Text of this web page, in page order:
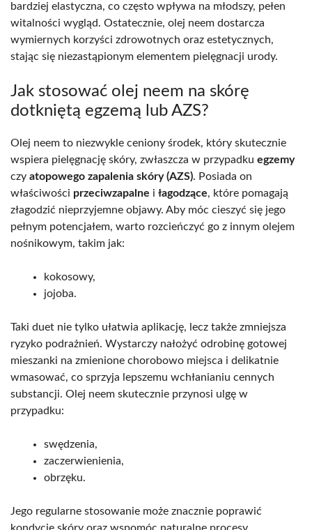
bardziej elastyczna, co często wpływa na młodszy, pełen
witalności wygląd. Ostatecznie, olej neem dostarcza
wymiernych korzyści zdrowotnych oraz estetycznych,
stając się niezastąpionym elementem pielęgnacji urody.
Jak stosować olej neem na skórę
dotkniętą egzemą lub AZS?
Olej neem to niezwykle ceniony środek, który skutecznie
wspiera pielęgnację skóry, zwłaszcza w przypadku egzemy
czy atopowego zapalenia skóry (AZS). Posiada on
właściwości przeciwzapalne i łagodzące, które pomagają
złagodzić nieprzyjemne objawy. Aby móc cieszyć się jego
pełnym potencjałem, warto rozcieńczyć go z innym olejem
nośnikowym, takim jak:
kokosowy,
jojoba.
Taki duet nie tylko ułatwia aplikację, lecz także zmniejsza
ryzyko podrażnień. Wystarczy nałożyć odrobinę gotowej
mieszanki na zmienione chorobowo miejsca i delikatnie
wmasować, co sprzyja lepszemu wchłanianiu cennych
substancji. Olej neem skutecznie przynosi ulgę w
przypadku:
swędzenia,
zaczerwienienia,
obrzęku.
Jego regularne stosowanie może znacznie poprawić